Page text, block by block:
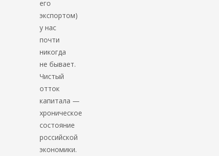
его
экспортом)
у нас
почти
никогда
не бывает.
Чистый
отток
капитала —
хроническое
состояние
российской
экономики.